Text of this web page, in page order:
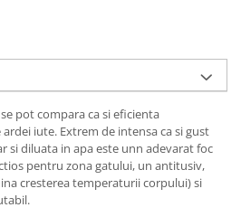
pot compara ca si eficienta
iute. Extrem de intensa ca si gust
si diluata in apa este unn adevarat foc
pentru zona gatului, un antitusiv,
cresterea temperaturii corpului) si